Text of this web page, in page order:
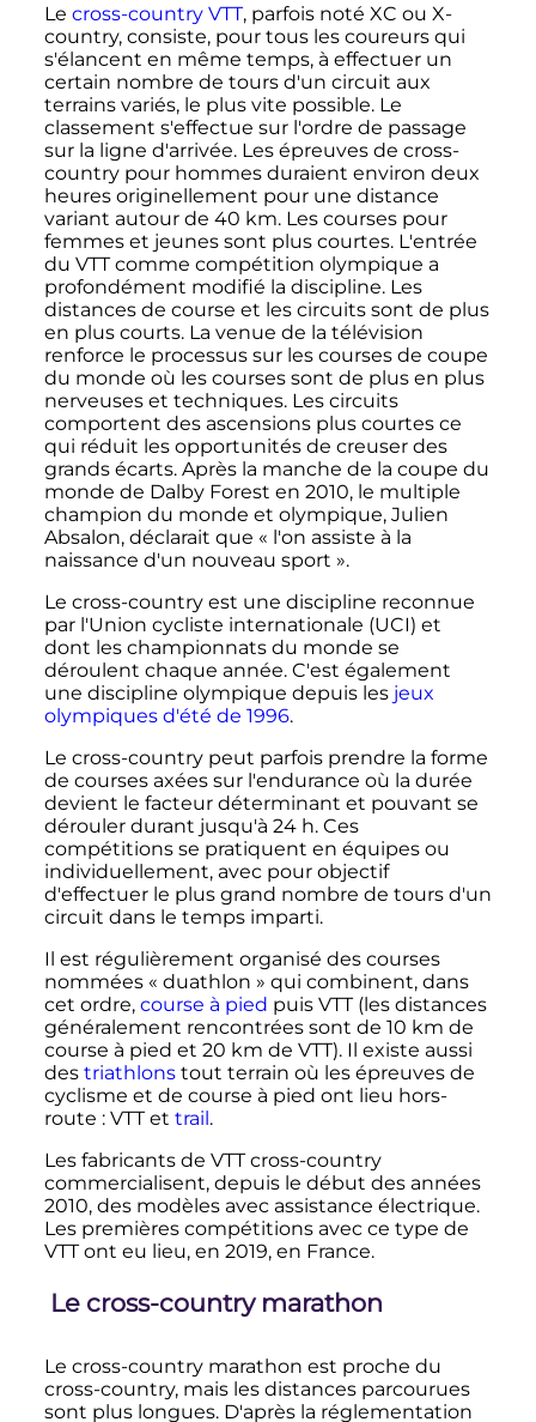
Le cross-country VTT, parfois noté XC ou X-
country, consiste, pour tous les coureurs qui
s'élancent en même temps, à effectuer un
certain nombre de tours d'un circuit aux
terrains variés, le plus vite possible. Le
classement s'effectue sur l'ordre de passage
sur la ligne d'arrivée. Les épreuves de cross-
country pour hommes duraient environ deux
heures originellement pour une distance
variant autour de 40 km. Les courses pour
femmes et jeunes sont plus courtes. L'entrée
du VTT comme compétition olympique a
profondément modifié la discipline. Les
distances de course et les circuits sont de plus
en plus courts. La venue de la télévision
renforce le processus sur les courses de coupe
du monde où les courses sont de plus en plus
nerveuses et techniques. Les circuits
comportent des ascensions plus courtes ce
qui réduit les opportunités de creuser des
grands écarts. Après la manche de la coupe du
monde de Dalby Forest en 2010, le multiple
champion du monde et olympique, Julien
Absalon, déclarait que « l'on assiste à la
naissance d'un nouveau sport ».
Le cross-country est une discipline reconnue
par l'Union cycliste internationale (UCI) et
dont les championnats du monde se
déroulent chaque année. C'est également
une discipline olympique depuis les jeux
olympiques d'été de 1996.
Le cross-country peut parfois prendre la forme
de courses axées sur l'endurance où la durée
devient le facteur déterminant et pouvant se
dérouler durant jusqu'à 24 h. Ces
compétitions se pratiquent en équipes ou
individuellement, avec pour objectif
d'effectuer le plus grand nombre de tours d'un
circuit dans le temps imparti.
Il est régulièrement organisé des courses
nommées « duathlon » qui combinent, dans
cet ordre, course à pied puis VTT (les distances
généralement rencontrées sont de 10 km de
course à pied et 20 km de VTT). Il existe aussi
des triathlonstout terrain où les épreuves de
cyclisme et de course à pied ont lieu hors-
route : VTT et trail.
Les fabricants de VTT cross-country
commercialisent, depuis le début des années
2010, des modèles avec assistance électrique.
Les premières compétitions avec ce type de
VTT ont eu lieu, en 2019, en France.
Le cross-country marathon
Le cross-country marathon est proche du
cross-country, mais les distances parcourues
sont plus longues. D'après la réglementation